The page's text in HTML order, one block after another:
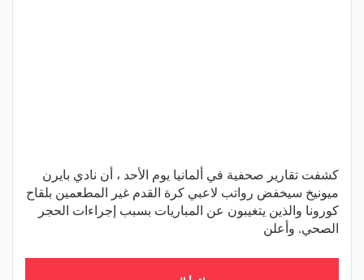
كشفت تقارير صحفية في ألمانيا يوم الأحد ، أن نادي بايرن
ميونيخ سيخفض رواتب لاعبي كرة القدم غير المطعمين بلقاح
كورونا والذين يتغيبون عن المباريات بسبب إجراءات الحجر
الصحي. وأعلن